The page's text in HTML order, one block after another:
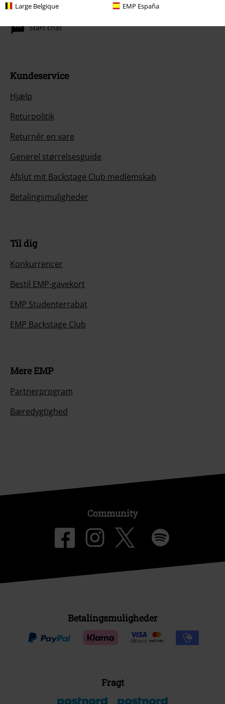
Large Belgique EMP España
Åben i dag indtil kl.: 16:00. Mere information
Start chat
Kundeservice
Hjælp
Returpolitik
Returnér en vare
Generel størrelsesguide
Afslut mit Backstage Club medlemskab
Betalingsmuligheder
Til dig
Konkurrencer
Bestil EMP-gavekort
EMP Studenterrabat
EMP Backstage Club
Mere EMP
Partnerprogram
Bæredygtighed
Community
Betalingsmuligheder
Fragt